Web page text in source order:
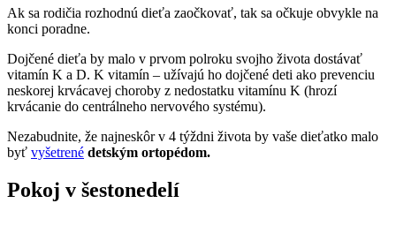
Ak sa rodičia rozhodnú dieťa zaočkovať, tak sa očkuje obvykle na
konci poradne.
Dojčené dieťa by malo v prvom polroku svojho života dostávať
vitamín K a D. K vitamín – užívajú ho dojčené deti ako prevenciu
neskorej krvácavej choroby z nedostatku vitamínu K (hrozí
krvácanie do centrálneho nervového systému).
Nezabudnite, že najneskôr v 4 týždni života by vaše dieťatko malo
byť vyšetrené detským ortopédom.
Pokoj v šestonedelí